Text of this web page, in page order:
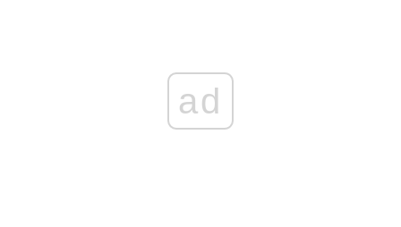
ad